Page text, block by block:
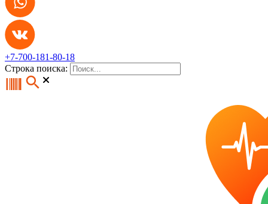
+7-700-181-80-18
Строка поиска: